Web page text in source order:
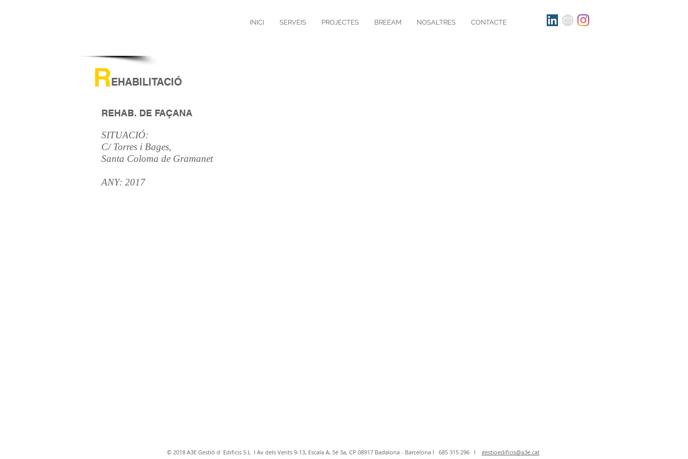
INICI SERVEIS PROJECTES BREEAM NOSALTRES CONTACTE
REHABILITACIÓ
REHAB. DE FAÇANA
SITUACIÓ:
C/ Torres i Bages,
Santa Coloma de Gramanet
ANY: 2017
© 2018 A3E Gestió d´Edificis S.L I Av dels Vents 9-13, Escala A, 5é 3a, CP 08917 Badalona - Barcelona I 685 315 296 I gestioedificis@a3e.cat